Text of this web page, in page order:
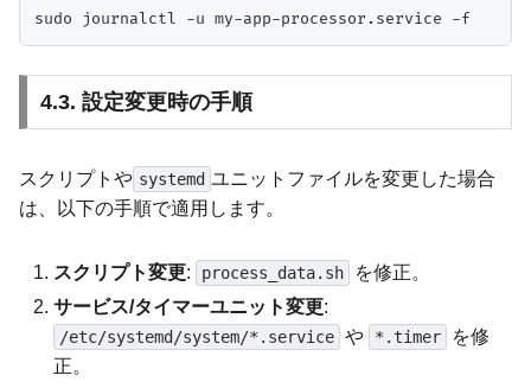
4.3. 設定変更時の手順
スクリプトや systemd ユニットファイルを変更した場合
は、以下の手順で適用します。
スクリプト変更: process_data.sh
を修正。
サービス/タイマーユニット変更:
/etc/systemd/system/*.service や *.timer
を修
正。